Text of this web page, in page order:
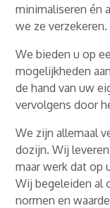
minimaliseren én
we ze verzekeren.
We bieden u op
mogelijkheden
de hand van uw
vervolgens door
We zijn allemaal
dozijn. Wij
maar werk dat op
Wij begeleiden al
normen en